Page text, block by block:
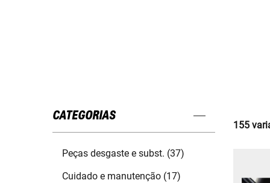
CATEGORIAS
Peças desgaste e subst. (37)
Cuidado e manutenção (17)
155